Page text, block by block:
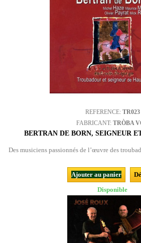
REFERENCE: TR023
FABRICANT: TRÒBA
BERTRAN DE BORN, SEIGNEUR
Des musiciens passionnés de l’œuvre des
Ajouter au panier
Disponible